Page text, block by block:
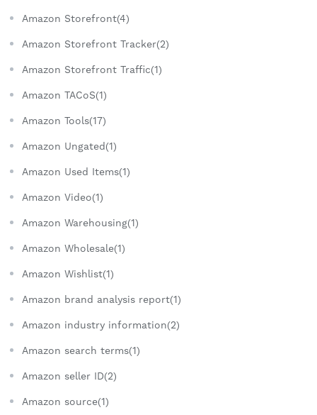
Amazon Storefront(4)
Amazon Storefront Tracker(2)
Amazon Storefront Traffic(1)
Amazon TACoS(1)
Amazon Tools(17)
Amazon Ungated(1)
Amazon Used Items(1)
Amazon Video(1)
Amazon Warehousing(1)
Amazon Wholesale(1)
Amazon Wishlist(1)
Amazon brand analysis report(1)
Amazon industry information(2)
Amazon search terms(1)
Amazon seller ID(2)
Amazon source(1)